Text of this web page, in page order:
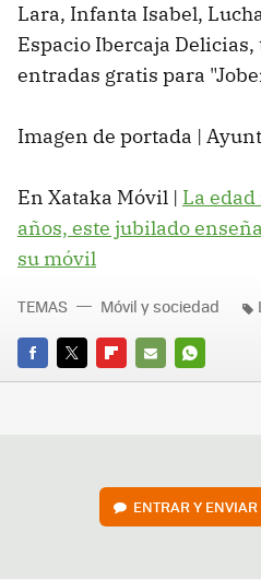
Lara, Infanta Isabel,
Espacio Ibercaja
entradas gratis para
Imagen de portada |
En Xataka Móvil | La
años, este jubilado
su móvil
FACEBOOK
TWITTERFLIPBOARD
E-
WHATSAPP
TEMAS Móvil y sociedad
ENTRAR Y